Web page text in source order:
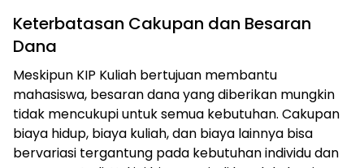
Keterbatasan Cakupan dan Besaran
Dana
Meskipun KIP Kuliah bertujuan membantu
mahasiswa, besaran dana yang diberikan mungkin
tidak mencukupi untuk semua kebutuhan. Cakupan
biaya hidup, biaya kuliah, dan biaya lainnya bisa
bervariasi tergantung pada kebutuhan individu dan